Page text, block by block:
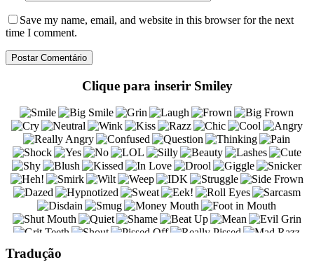
Save my name, email, and website in this browser for the next
time I comment.
Clique para inserir Smiley
Tradução